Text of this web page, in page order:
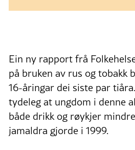
Ein ny rapport frå
på bruken av rus og tobakk
16-åringar dei siste par
tydeleg at ungdom i denne
både drikk og røykjer
jamaldra gjorde i 1999.